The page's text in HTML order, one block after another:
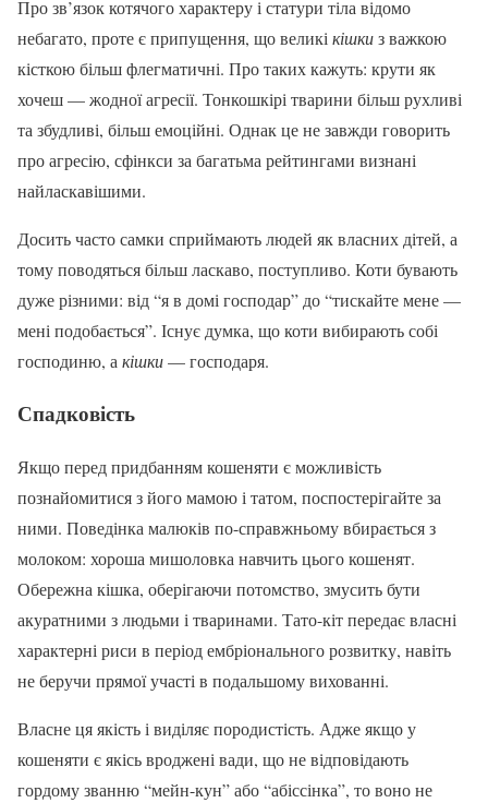
Про зв’язок котячого характеру і статури тіла відомо
небагато, проте є припущення, що великі кішкиз важкою
кісткою більш флегматичні. Про таких кажуть: крути як
хочеш — жодної агресії. Тонкошкірі тварини більш рухливі
та збудливі, більш емоційні. Однак це не завжди говорить
про агресію, сфінкси за багатьма рейтингами визнані
найласкавішими.
Досить часто самки сприймають людей як власних дітей, а
тому поводяться більш ласкаво, поступливо. Коти бувають
дуже різними: від “я в домі господар” до “тискайте мене —
мені подобається”. Існує думка, що коти вибирають собі
господиню, а кішки— господаря.
Спадковість
Якщо перед придбанням кошеняти є можливість
познайомитися з його мамою і татом, поспостерігайте за
ними. Поведінка малюків по-справжньому вбирається з
молоком: хороша мишоловка навчить цього кошенят.
Обережна кішка, оберігаючи потомство, змусить бути
акуратними з людьми і тваринами. Тато-кіт передає власні
характерні риси в період ембріонального розвитку, навіть
не беручи прямої участі в подальшому вихованні.
Власне ця якість і виділяє породистість. Адже якщо у
кошеняти є якісь вроджені вади, що не відповідають
гордому званню “мейн-кун” або “абіссінка”, то воно не